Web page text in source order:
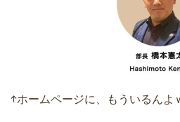
↑ホームページに、もういるんよ